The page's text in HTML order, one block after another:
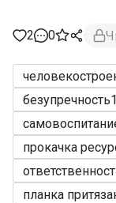
2 0
безупречность
прокачка
планка